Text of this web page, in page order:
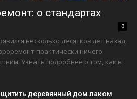
о стандартах
0
несколько десятков лет назад,
практически ничего
Узнать подробнее о том, как в
деревянный дом лаком